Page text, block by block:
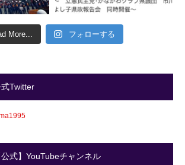
More... フォローする
Twitter
式】YouTubeチャンネル